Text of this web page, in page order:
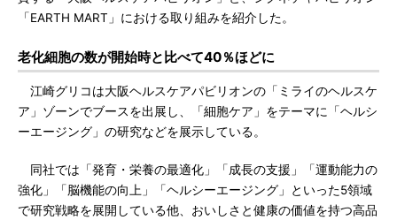
「EARTH MART」における取り組みを紹介した。
老化細胞の数が開始時と比べて40％ほどに
江崎グリコは大阪ヘルスケアパビリオンの「ミライのヘルスケ
ア」ゾーンでブースを出展し、「細胞ケア」をテーマに「ヘルシ
ーエージング」の研究などを展示している。
同社では「発育・栄養の最適化」「成長の支援」「運動能力の
強化」「脳機能の向上」「ヘルシーエージング」といった5領域
で研究戦略を展開している他、おいしさと健康の価値を持つ高品